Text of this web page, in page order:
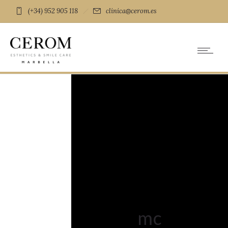
(+34) 952 905 118 clinica@cerom.es
mc